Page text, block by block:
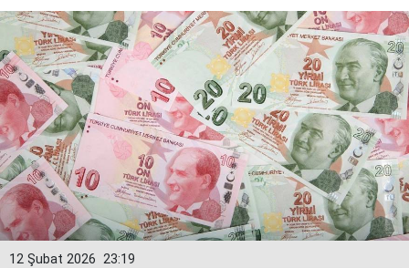
23:19
12 Şubat 2026